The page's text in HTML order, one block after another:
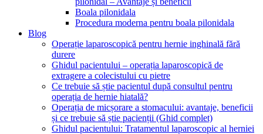
Boala pilonidala
Procedura moderna pentru boala pilonidala
Blog
Operație laparoscopică pentru hernie inghinală fără
durere
Ghidul pacientului – operația laparoscopică de
extragere a colecistului cu pietre
Ce trebuie să știe pacientul după consultul pentru
operația de hernie hiatală?
Operația de micșorare a stomacului: avantaje, beneficii
și ce trebuie să știe pacienții (Ghid complet)
Ghidul pacientului: Tratamentul laparoscopic al herniei